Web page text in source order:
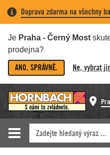
Doprava zdarma na všechny
Je Praha - Černý Most
prodejna?
ANO, SPRÁVNĚ. Ne, vybrat